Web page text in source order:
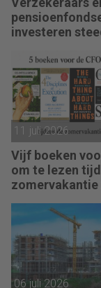
investeren
11 juli 2026
Vijf boeken
om te lezen
zomervakantie
06 juli 2026